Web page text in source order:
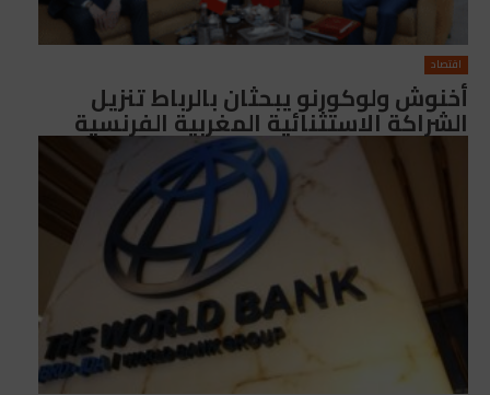
اقتصاد
أخنوش ولوكورنو يبحثان بالرباط تنزيل
الشراكة الاستثنائية المغربية الفرنسية